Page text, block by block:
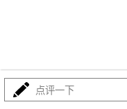
最热 点评一下